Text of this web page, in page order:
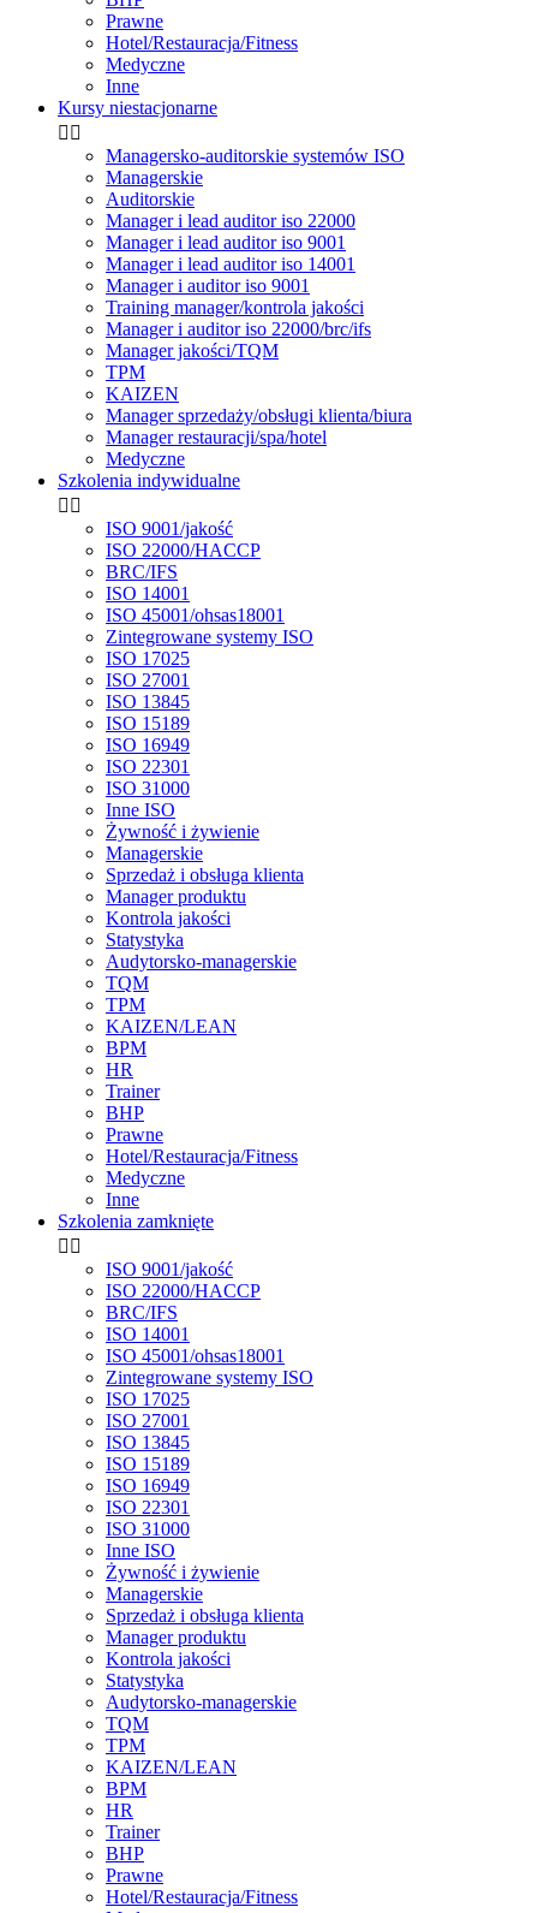
Prawne
Hotel/Restauracja/Fitness
Medyczne
Inne
Kursy niestacjonarne
 
Managersko-auditorskie systemów ISO
Managerskie
Auditorskie
Manager i lead auditor iso 22000
Manager i lead auditor iso 9001
Manager i lead auditor iso 14001
Manager i auditor iso 9001
Training manager/kontrola jakości
Manager i auditor iso 22000/brc/ifs
Manager jakości/TQM
TPM
KAIZEN
Manager sprzedaży/obsługi klienta/biura
Manager restauracji/spa/hotel
Medyczne
Szkolenia indywidualne
 
ISO 9001/jakość
ISO 22000/HACCP
BRC/IFS
ISO 14001
ISO 45001/ohsas18001
Zintegrowane systemy ISO
ISO 17025
ISO 27001
ISO 13845
ISO 15189
ISO 16949
ISO 22301
ISO 31000
Inne ISO
Żywność i żywienie
Managerskie
Sprzedaż i obsługa klienta
Manager produktu
Kontrola jakości
Statystyka
Audytorsko-managerskie
TQM
TPM
KAIZEN/LEAN
BPM
HR
Trainer
BHP
Prawne
Hotel/Restauracja/Fitness
Medyczne
Inne
Szkolenia zamknięte
 
ISO 9001/jakość
ISO 22000/HACCP
BRC/IFS
ISO 14001
ISO 45001/ohsas18001
Zintegrowane systemy ISO
ISO 17025
ISO 27001
ISO 13845
ISO 15189
ISO 16949
ISO 22301
ISO 31000
Inne ISO
Żywność i żywienie
Managerskie
Sprzedaż i obsługa klienta
Manager produktu
Kontrola jakości
Statystyka
Audytorsko-managerskie
TQM
TPM
KAIZEN/LEAN
BPM
HR
Trainer
BHP
Prawne
Hotel/Restauracja/Fitness